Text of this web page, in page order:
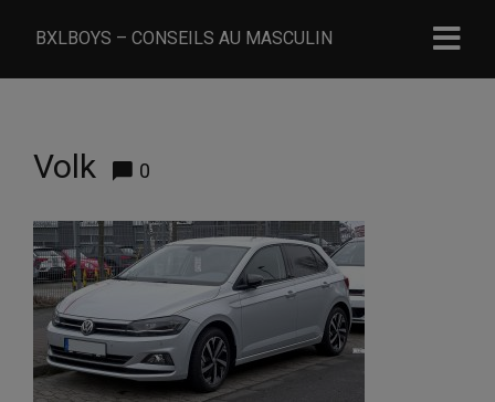
BXLBOYS – CONSEILS AU MASCULIN
Volk 0